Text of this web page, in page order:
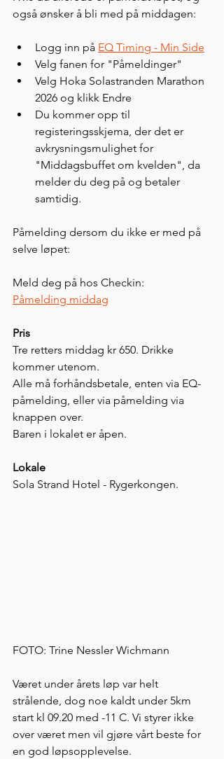
også ønsker å bli med på middagen:
Logg inn på EQ Timing - Min Side
Velg fanen for "Påmeldinger"
Velg Hoka Solastranden Marathon
2026 og klikk Endre
Du kommer opp til
registeringsskjema, der det er
avkrysningsmulighet for
"Middagsbuffet om kvelden", da
melder du deg på og betaler
samtidig.​
Påmelding dersom du ikke er med på
selve løpet:
Meld deg på hos Checkin:
Påmelding middag
Pris
Tre retters middag kr 650. Drikke
kommer utenom.
Alle må forhåndsbetale, enten via EQ-
påmelding, eller via påmelding via
knappen over.​
Baren i lokalet er åpen.
Lokale
Sola Strand Hotel - Rygerkongen.
FOTO: Trine Nessler Wichmann
Været under årets løp var helt
strålende, dog noe kaldt under 5km
start kl 09.20 med -11 C. Vi styrer ikke
over været men vil gjøre vårt beste for
en god løpsopplevelse.